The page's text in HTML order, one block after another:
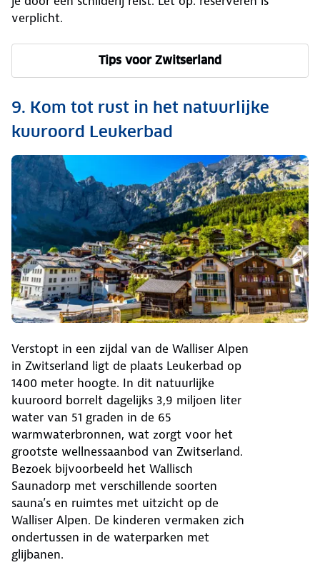
verplicht.
Tips voor Zwitserland
9. Kom tot rust in het natuurlijke
kuuroord Leukerbad
Verstopt in een zijdal van de Walliser Alpen
in Zwitserland ligt de plaats Leukerbad op
1400 meter hoogte. In dit natuurlijke
kuuroord borrelt dagelijks 3,9 miljoen liter
water van 51 graden in de 65
warmwaterbronnen, wat zorgt voor het
grootste wellnessaanbod van Zwitserland.
Bezoek bijvoorbeeld het Wallisch
Saunadorp met verschillende soorten
sauna’s en ruimtes met uitzicht op de
Walliser Alpen. De kinderen vermaken zich
ondertussen in de waterparken met
glijbanen.